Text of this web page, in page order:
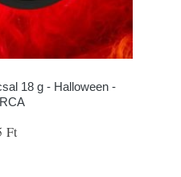
18 g - Halloween -
Ft